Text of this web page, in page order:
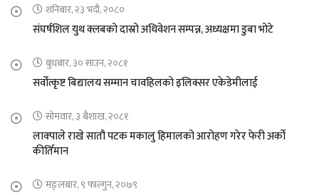
शनिबार, २३ भदौ, २०८०
संघर्षशिल युथ क्लबको दास्रो अधिवेशन सम्पन्न, अध्यक्षमा डुबा भोटे
बुधबार, ३० साउन, २०८१
सर्वोत्कृष्ट बिद्यालय सम्मान चावहिलको इलिक्सर एकेडेमीलाई
सोमवार, ३ बैशाख, २०८१
लाक्पाले राखे सातौ पटक मकालु हिमालको आरोहण गरेर फेरी अर्को
कीर्तिमान
मङ्लबार, ९ फाल्गुन, २०७९